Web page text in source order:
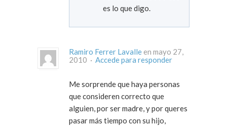
es lo que digo.
Ramiro Ferrer Lavalle en mayo 27,
2010 · Accede para responder
Me sorprende que haya personas
que consideren correcto que
alguien, por ser madre, y por queres
pasar más tiempo con su hijo,